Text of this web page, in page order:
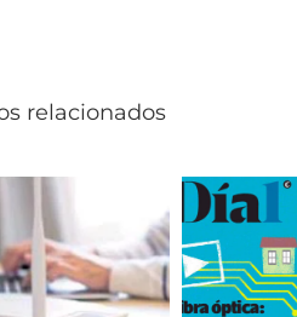
relacionados